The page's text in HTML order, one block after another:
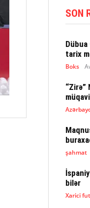
SON
tarix
Boks
“Zirə”
şahmat
bilər
Xarici